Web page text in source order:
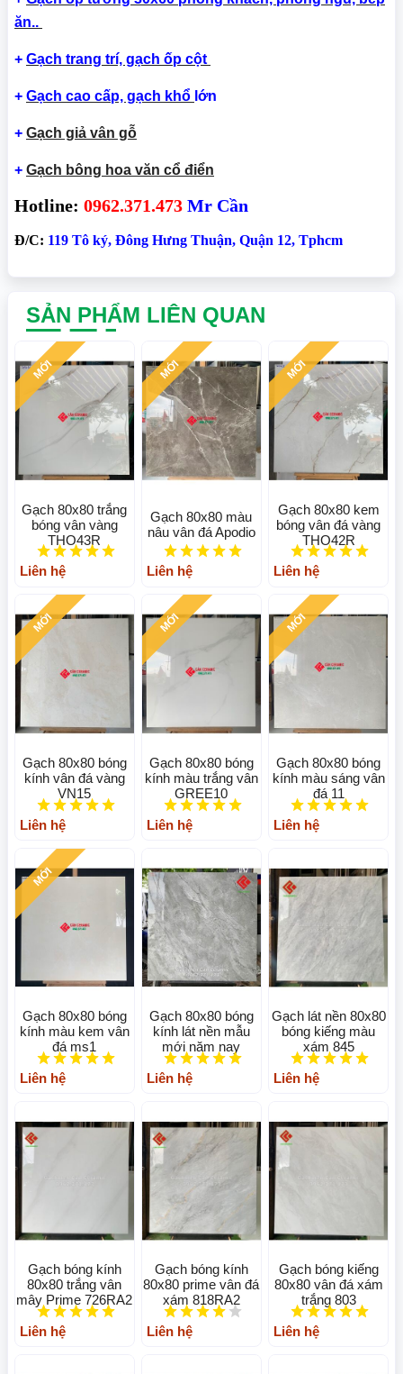
ăn..
+ Gạch trang trí, gạch ốp cột
+ Gạch cao cấp, gạch khổ lớn
+ Gạch giả vân gỗ
+ Gạch bông hoa văn cổ điển
Hotline: 0962.371.473 Mr Cần
Đ/C: 119 Tô ký, Đông Hưng Thuận, Quận 12, Tphcm
SẢN PHẨM LIÊN QUAN
MỚI
Gạch 80x80 trắng
bóng vân vàng
THO43R
Liên hệ
MỚI
Gạch 80x80 màu
nâu vân đá Apodio
Liên hệ
MỚI
Gạch 80x80 kem
bóng vân đá vàng
THO42R
Liên hệ
MỚI
Gạch 80x80 bóng
kính vân đá vàng
VN15
Liên hệ
MỚI
Gạch 80x80 bóng
kính màu trắng vân
GREE10
Liên hệ
MỚI
Gạch 80x80 bóng
kính màu sáng vân
đá 11
Liên hệ
MỚI
Gạch 80x80 bóng
kính màu kem vân
đá ms1
Liên hệ
Gạch 80x80 bóng
kính lát nền mẫu
mới năm nay
Liên hệ
Gạch lát nền 80x80
bóng kiếng màu
xám 845
Liên hệ
Gạch bóng kính
80x80 trắng vân
mây Prime 726RA2
Liên hệ
Gạch bóng kính
80x80 prime vân đá
xám 818RA2
Liên hệ
Gạch bóng kiếng
80x80 vân đá xám
trắng 803
Liên hệ